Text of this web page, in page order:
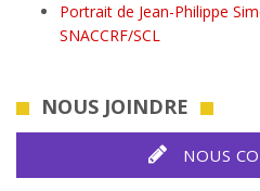
Portrait de Jean-Philippe
SNACCRF/SCL
NOUS JOINDRE
NOUS